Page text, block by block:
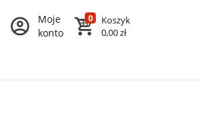
Moje
konto
0
Koszyk
0,00 zł